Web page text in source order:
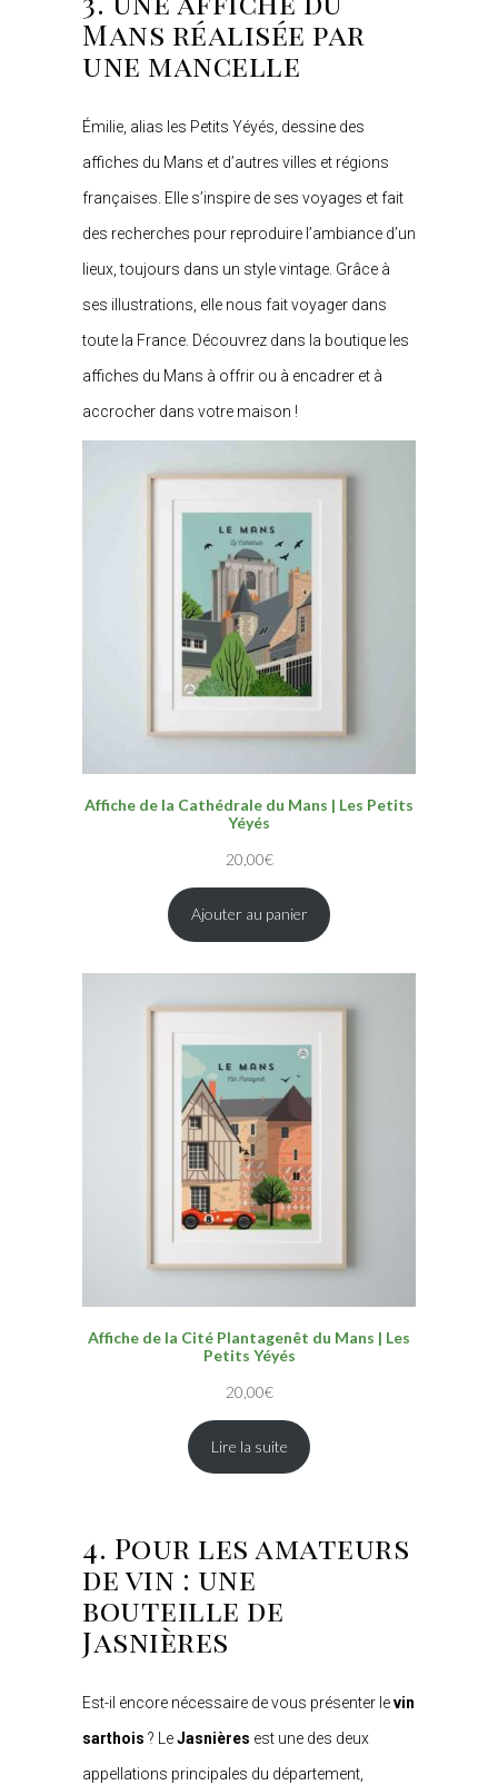
Mans réalisée par
une mancelle
Émilie, alias les Petits Yéyés, dessine des
affiches du Mans et d’autres villes et régions
françaises. Elle s’inspire de ses voyages et fait
des recherches pour reproduire l’ambiance d’un
lieux, toujours dans un style vintage. Grâce à
ses illustrations, elle nous fait voyager dans
toute la France. Découvrez dans la boutique les
affiches du Mans à offrir ou à encadrer et à
accrocher dans votre maison !
Affiche de la Cathédrale du Mans | Les Petits
Yéyés
20,00€
Ajouter au panier
Affiche de la Cité Plantagenêt du Mans | Les
Petits Yéyés
20,00€
Lire la suite
4. Pour les amateurs
de vin : une
bouteille de
Jasnières
Est-il encore nécessaire de vous présenter levin
sarthois ? LeJasnières est une des deux
appellations principales du département,